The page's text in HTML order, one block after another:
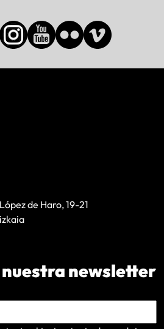
de Haro, 19-21
newsletter